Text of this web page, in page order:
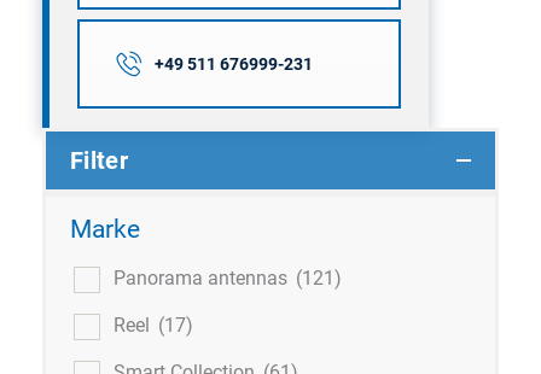
+49 511 676999-231
Filter
Marke
Panorama antennas (121)
Reel (17)